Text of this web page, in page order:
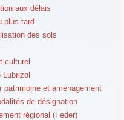
aux délais
plus tard
des sols
culturel
Lubrizol
patrimoine et aménagement
de désignation
régional (Feder)